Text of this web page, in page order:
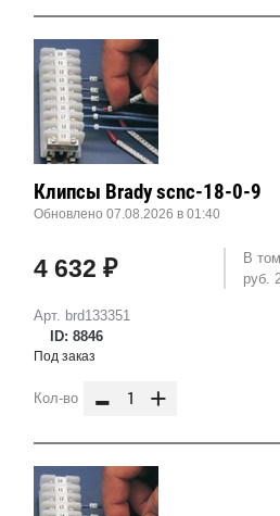
Арт. brd133351
ID: 8846
Клипсы Brady scnc-18-0-9
Обновлено 07.08.2026 в 01:40
4 632 ₽
В
руб.
Под заказ
Кол-во - +